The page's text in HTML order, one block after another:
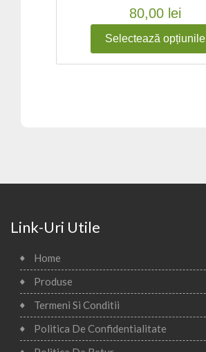
80,00 lei
Selectează opțiunile
Link-Uri Utile
Home
Produse
Termeni Si Conditii
Politica De Confidentialitate